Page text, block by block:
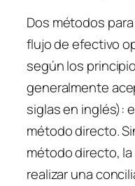
Dos métodos
flujo de efectivo
según los
generalmente
siglas en inglés):
método directo.
método directo,
realizar una